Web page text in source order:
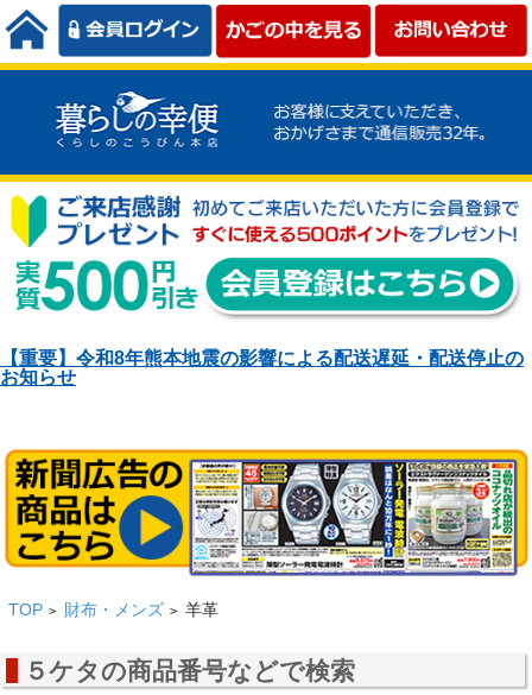
【重要】令和8年熊本地震の影響による配送遅延・配送停止の
お知らせ
TOP > 財布・メンズ > 羊革
５ケタの商品番号などで検索